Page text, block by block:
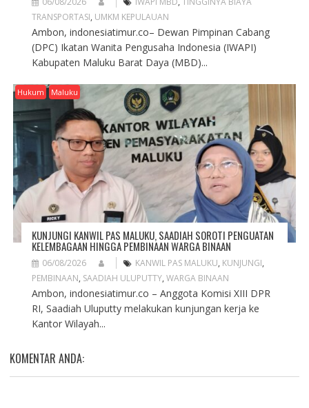
TRANSPORTASI, UMKM KEPULAUAN
Ambon, indonesiatimur.co– Dewan Pimpinan Cabang
(DPC) Ikatan Wanita Pengusaha Indonesia (IWAPI)
Kabupaten Maluku Barat Daya (MBD)...
Hukum Maluku
KUNJUNGI KANWIL PAS MALUKU, SAADIAH SOROTI PENGUATAN
KELEMBAGAAN HINGGA PEMBINAAN WARGA BINAAN
06/08/2026 KANWIL PAS MALUKU, KUNJUNGI,
PEMBINAAN, SAADIAH ULUPUTTY, WARGA BINAAN
Ambon, indonesiatimur.co – Anggota Komisi XIII DPR
RI, Saadiah Uluputty melakukan kunjungan kerja ke
Kantor Wilayah...
KOMENTAR ANDA: